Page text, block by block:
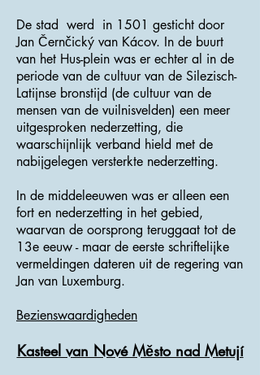
De stad werd in 1501 gesticht door
Jan Černčický van Kácov. In de buurt
van het Hus-plein was er echter al in de
periode van de cultuur van de Silezisch-
Latijnse bronstijd (de cultuur van de
mensen van de vuilnisvelden) een meer
uitgesproken nederzetting, die
waarschijnlijk verband hield met de
nabijgelegen versterkte nederzetting.
In de middeleeuwen was er alleen een
fort en nederzetting in het gebied,
waarvan de oorsprong teruggaat tot de
13e eeuw - maar de eerste schriftelijke
vermeldingen dateren uit de regering van
Jan van Luxemburg.
Bezienswaardigheden
Kasteel van Nové Město nad Metují